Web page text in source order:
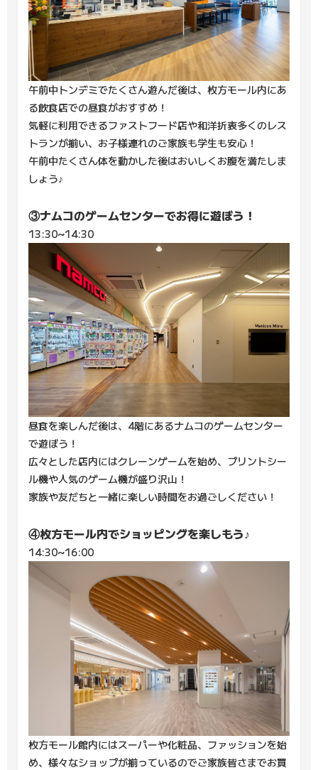
午前中トンデミでたくさん遊んだ後は、枚方モール内にあ
る飲食店での昼食がおすすめ！
気軽に利用できるファストフード店や和洋折衷多くのレス
トランが揃い、お子様連れのご家族も学生も安心！
午前中たくさん体を動かした後はおいしくお腹を満たしま
しょう♪
③ナムコのゲームセンターでお得に遊ぼう！
13:30~14:30
昼食を楽しんだ後は、4階にあるナムコのゲームセンター
で遊ぼう！
広々とした店内にはクレーンゲームを始め、プリントシー
ル機や人気のゲーム機が盛り沢山！
家族や友だちと一緒に楽しい時間をお過ごしください！
④枚方モール内でショッピングを楽しもう♪
14:30~16:00
枚方モール館内にはスーパーや化粧品、ファッションを始
め、様々なショップが揃っているのでご家族皆さまでお買